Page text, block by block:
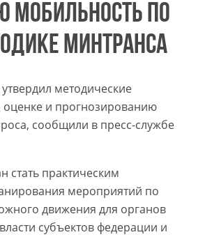
МОБИЛЬНОСТЬ ПО
МИНТРАНСА
методические
и прогнозированию
сообщили в пресс-службе
стать практическим
мероприятий по
движения для органов
субъектов федерации и